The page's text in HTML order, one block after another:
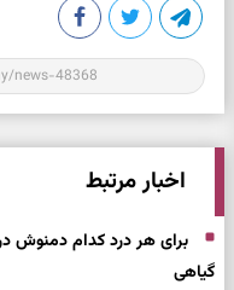
اخبار مرتبط
برای هر درد کدام دمنوش
گیاهی